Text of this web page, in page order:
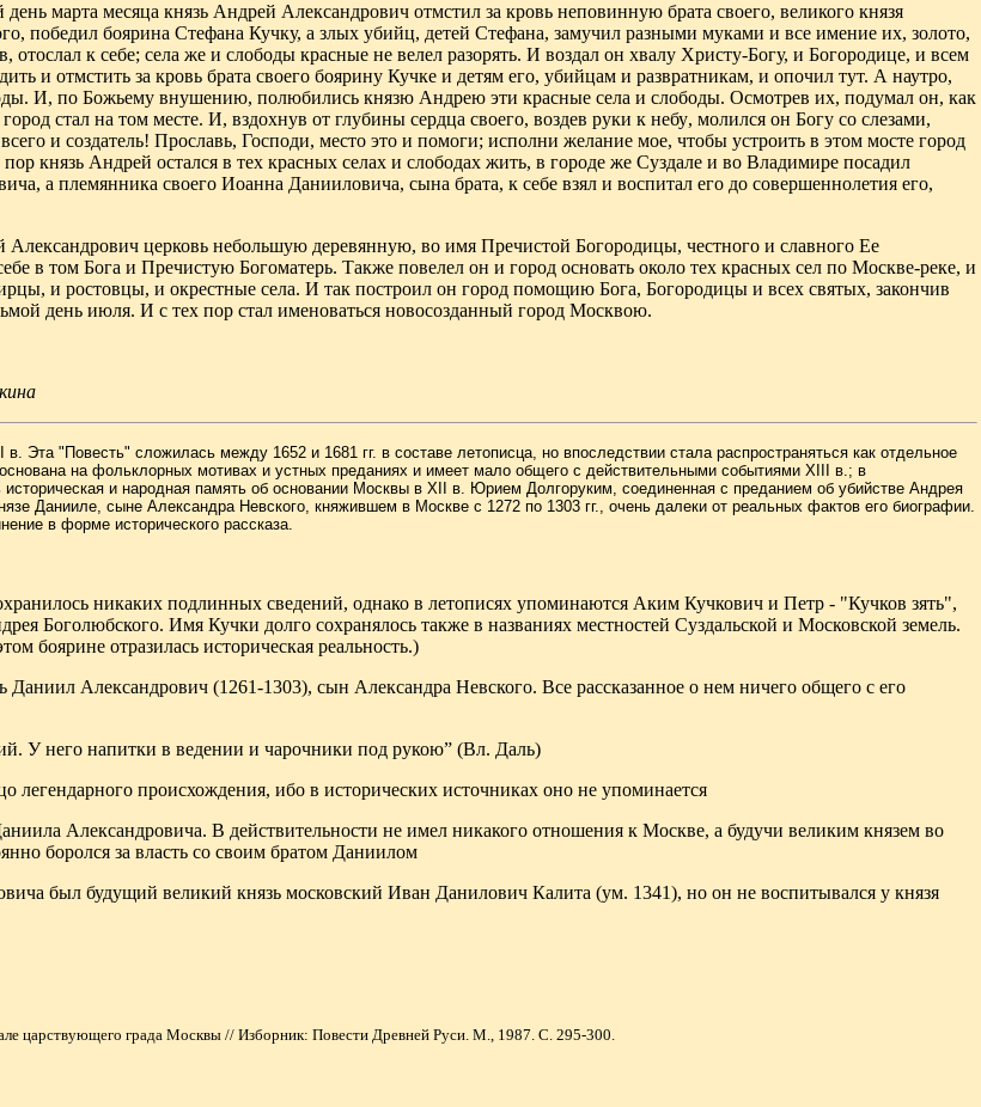
марта месяца князь Андрей Александрович отмстил за кровь неповинную брата своего, великого князя
победил боярина Стефана Кучку, а злых убийц, детей Стефана, замучил разными муками и все имение их, золото,
отослал к себе; села же и слободы красные не велел разорять. И воздал он хвалу Христу-Богу, и Богородице, и всем
и отмстить за кровь брата своего боярину Кучке и детям его, убийцам и развратникам, и опочил тут. А наутро,
И, по Божьему внушению, полюбились князю Андрею эти красные села и слободы. Осмотрев их, подумал он, как
стал на том месте. И, вздохнув от глубины сердца своего, воздев руки к небу, молился он Богу со слезами,
и создатель! Прославь, Господи, место это и помоги; исполни желание мое, чтобы устроить в этом мосте город
князь Андрей остался в тех красных селах и слободах жить, в городе же Суздале и во Владимире посадил
а племянника своего Иоанна Данииловича, сына брата, к себе взял и воспитал его до совершеннолетия его,
Александрович церковь небольшую деревянную, во имя Пречистой Богородицы, честного и славного Ее
в том Бога и Пречистую Богоматерь. Также повелел он и город основать около тех красных сел по Москве-реке, и
и ростовцы, и окрестные села. И так построил он город помощию Бога, Богородицы и всех святых, закончив
день июля. И с тех пор стал именоваться новосозданный город Москвою.
в. Эта "Повесть" сложилась между 1652 и 1681 гг. в составе летописца, но впоследствии стала распространяться как отдельное
на фольклорных мотивах и устных преданиях и имеет мало общего с действительными событиями XIII в.; в
историческая и народная память об основании Москвы в XII
в. Юрием Долгоруким, соединенная с преданием об убийстве Андрея
Данииле, сыне Александра Невского, княжившем в Москве с 1272 по 1303 гг., очень далеки от реальных фактов его биографии.
в форме исторического рассказа.
никаких подлинных сведений, однако в летописях упоминаются Аким Кучкович и Петр - "Кучков зять",
Боголюбского. Имя Кучки долго сохранялось также в названиях местностей Суздальской и Московской земель.
боярине отразилась историческая реальность.)
Даниил Александрович (1261-1303), сын Александра Невского. Все рассказанное о нем ничего общего с его
У него напитки в ведении и чарочники под рукою” (Вл. Даль)
легендарного происхождения, ибо в исторических источниках оно не упоминается
Александровича. В действительности не имел никакого отношения к Москве, а будучи великим князем во
боролся за власть со своим братом Даниилом
был будущий великий князь московский Иван Данилович Калита (ум. 1341), но он не воспитывался у князя
царствующего града Москвы // Изборник: Повести Древней Руси. М., 1987. С. 295-300.